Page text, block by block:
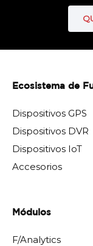
Ecosistema de
Dispositivos GPS
Dispositivos DVR
Dispositivos IoT
Accesorios
Módulos
F/Analytics